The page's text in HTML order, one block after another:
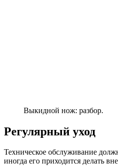
Выкидной нож: разбор.
Регулярный уход
Техническое обслуживание
иногда его приходится делать